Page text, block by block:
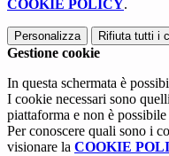
COOKIE POLICY.
Personalizza Rifiuta tutti i
Gestione cookie
In questa schermata è
I cookie necessari sono
piattaforma e non è
Per conoscere quali sono i
visionare la COOKIE